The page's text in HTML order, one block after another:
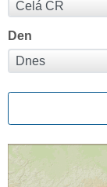
Den